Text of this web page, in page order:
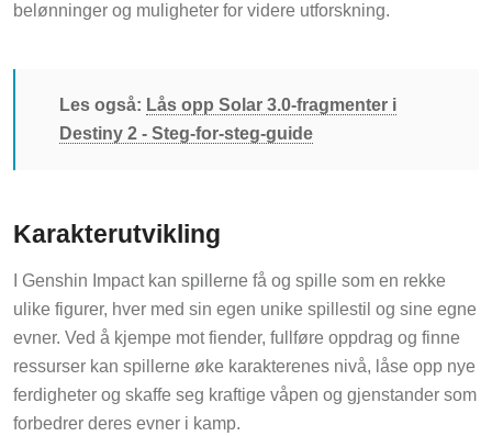
belønninger og muligheter for videre utforskning.
Les også: Lås opp Solar 3.0-fragmenter i
Destiny 2 - Steg-for-steg-guide
Karakterutvikling
I Genshin Impact kan spillerne få og spille som en rekke
ulike figurer, hver med sin egen unike spillestil og sine egne
evner. Ved å kjempe mot fiender, fullføre oppdrag og finne
ressurser kan spillerne øke karakterenes nivå, låse opp nye
ferdigheter og skaffe seg kraftige våpen og gjenstander som
forbedrer deres evner i kamp.